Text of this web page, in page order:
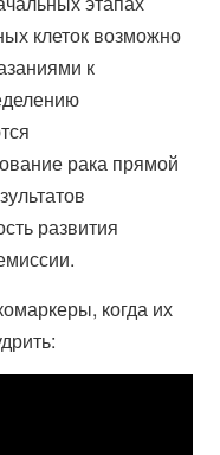
клеток возможно
к
рака прямой
развития
когда их